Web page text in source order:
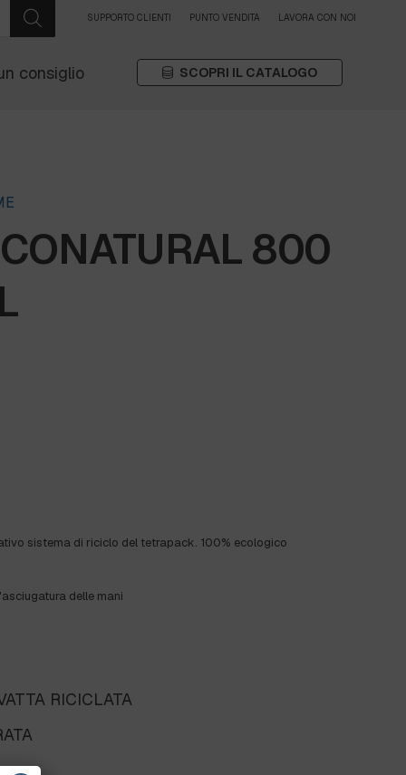
SUPPORTO CLIENTI PUNTO VENDITA LAVORA CON NOI
consiglio SCOPRI IL CATALOGO
800
sistema di riciclo del tetrapack. 100% ecologico
delle mani
RICICLATA